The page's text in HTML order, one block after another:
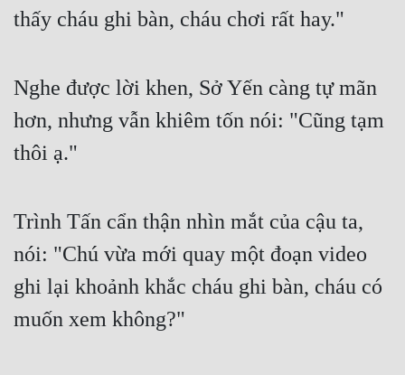
thấy cháu ghi bàn, cháu chơi rất hay."
Nghe được lời khen, Sở Yến càng tự mãn
hơn, nhưng vẫn khiêm tốn nói: "Cũng tạm
thôi ạ."
Trình Tấn cẩn thận nhìn mắt của cậu ta,
nói: "Chú vừa mới quay một đoạn video
ghi lại khoảnh khắc cháu ghi bàn, cháu có
muốn xem không?"